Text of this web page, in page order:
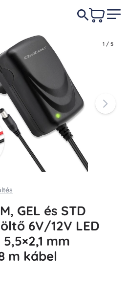
1 / 5
GEL és STD
6V/12V LED
mm
m kábel
Kosárba